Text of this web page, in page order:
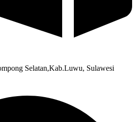
Selatan,Kab.Luwu, Sulawesi